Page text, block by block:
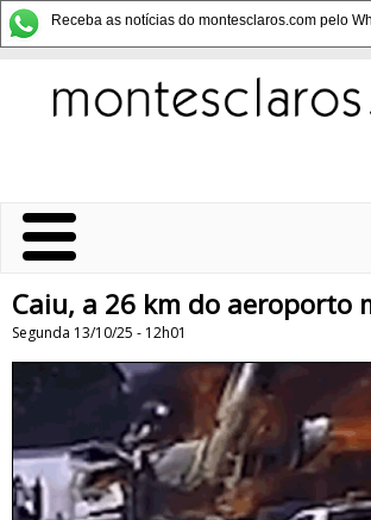
Receba as notícias do montesclaros.com pelo
Caiu, a 26 km do aeroporto
Segunda 13/10/25 - 12h01